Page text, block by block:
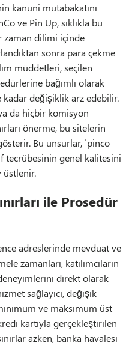
kanuni mutabakatını
ve Pin Up, sıklıkla bu
zaman dilimi içinde
sonra para çekme
müddetleri, seçilen
bağımlı olarak
değişiklik arz edebilir.
da hiçbir komisyon
önerme, bu sitelerin
Bu unsurlar, `pinco
tecrübesinin genel kalitesini
ile Prosedür
adreslerinde mevduat ve
zamanları, katılımcıların
direkt olarak
sağlayıcı, değişik
ve maksimum üst
kartıyla gerçekleştirilen
azken, banka havalesi